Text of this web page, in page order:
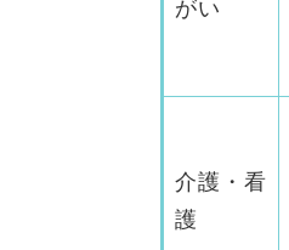
がい
介護・看
護